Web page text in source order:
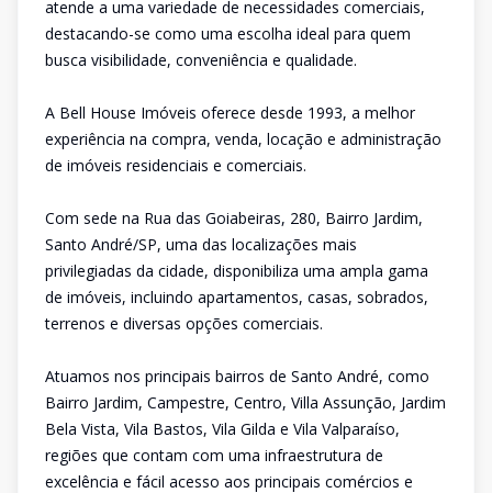
atende a uma variedade de necessidades comerciais,
destacando-se como uma escolha ideal para quem
busca visibilidade, conveniência e qualidade.
A Bell House Imóveis oferece desde 1993, a melhor
experiência na compra, venda, locação e administração
de imóveis residenciais e comerciais.
Com sede na Rua das Goiabeiras, 280, Bairro Jardim,
Santo André/SP, uma das localizações mais
privilegiadas da cidade, disponibiliza uma ampla gama
de imóveis, incluindo apartamentos, casas, sobrados,
terrenos e diversas opções comerciais.
Atuamos nos principais bairros de Santo André, como
Bairro Jardim, Campestre, Centro, Villa Assunção, Jardim
Bela Vista, Vila Bastos, Vila Gilda e Vila Valparaíso,
regiões que contam com uma infraestrutura de
excelência e fácil acesso aos principais comércios e